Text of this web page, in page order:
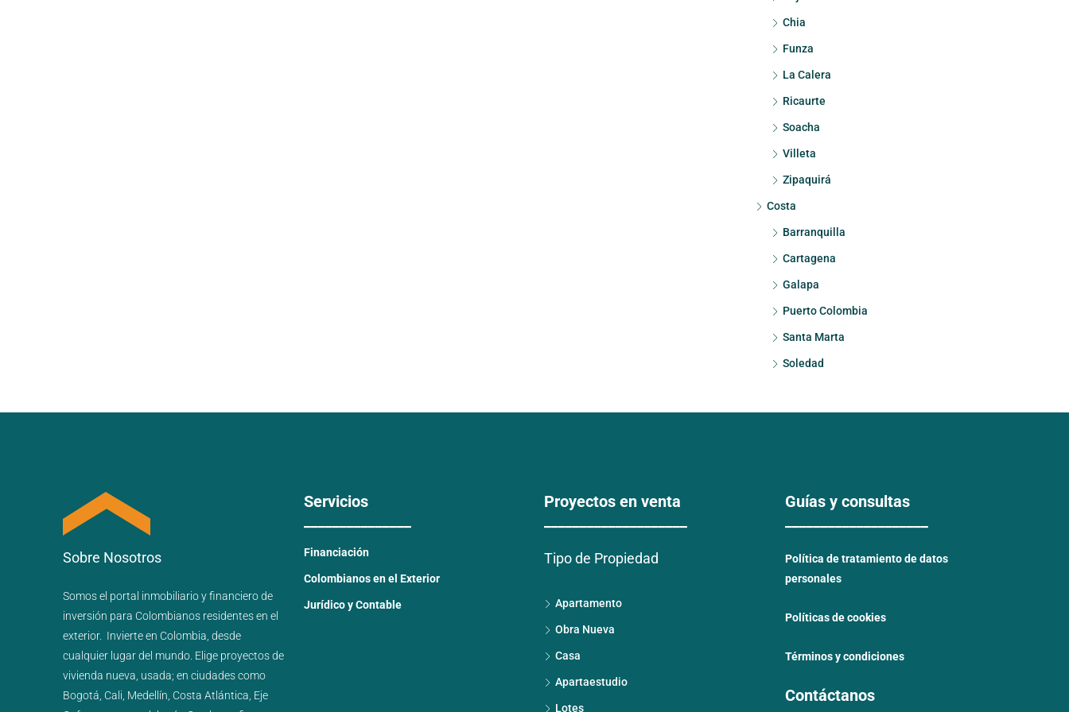
Chia
Funza
La Calera
Ricaurte
Soacha
Villeta
Zipaquirá
Costa
Barranquilla
Cartagena
Galapa
Puerto Colombia
Santa Marta
Soledad
Sobre Nosotros
Somos el portal inmobiliarioyfinancierode
inversión para Colombianos residentes en el
exterior. Invierte en Colombia, desde
cualquier lugar del mundo. Elige proyectos de
vivienda nueva usada; en ciudades como
Bogotá Cali Medellín Costa Atlántica Eje
Servicios
Financiación
Colombianos en el Exterior
Jurídico y Contable
Proyectos en venta
Tipo de Propiedad
Apartamento
Obra Nueva
Casa
Apartaestudio
Lotes
Guías y consultas
Política de tratamiento de datos
personales
Políticas de cookies
Términos y condiciones
Contáctanos